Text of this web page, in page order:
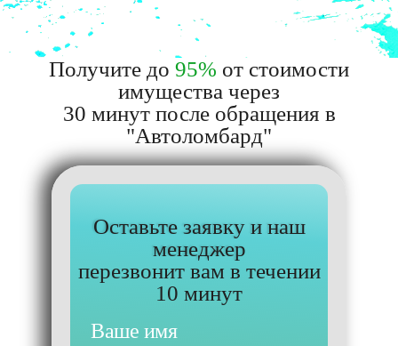
Получите до 95% от стоимости
имущества через
30 минут после обращения в
"Автоломбард"
Оставьте заявку и наш
менеджер
перезвонит вам в течении
10 минут
Ваше имя